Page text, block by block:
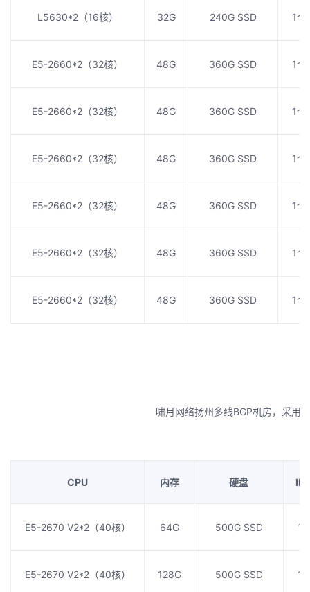
L5630*2（16核） 32G 240G SSD 1个
E5-2660*2（32核） 48G 360G SSD 1个
E5-2660*2（32核） 48G 360G SSD 1个
E5-2660*2（32核） 48G 360G SSD 1个
E5-2660*2（32核） 48G 360G SSD 1个
E5-2660*2（32核） 48G 360G SSD 1个
E5-2660*2（32核） 48G 360G SSD 1个
啸月网络扬州多线BGP机房，采用
CPU 内存 硬盘 IP
E5-2670 V2*2（40核） 64G 500G SSD 1
E5-2670 V2*2（40核） 128G 500G SSD 1